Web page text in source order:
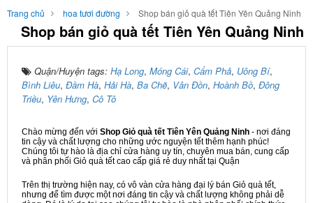
Trang chủ hoa tươi đường Shop bán giỏ quà tết Tiên Yên Quảng Ninh
Shop bán giỏ quà tết Tiên Yên Quảng Ninh
Quận/Huyện tags: Hạ Long, Móng Cái, Cẩm Phả, Uông Bí,
Bình Liêu, Đầm Hà, Hải Hà, Ba Chẽ, Vân Đồn, Hoành Bồ, Đông
Triều, Yên Hưng, Cô Tô
Chào mừng đến với Shop Giỏ quà tết Tiên Yên Quảng Ninh - nơi đáng
tin cậy và chất lượng cho những ước nguyện tết thêm hạnh phúc!
Chúng tôi tự hào là địa chỉ cửa hàng uy tín, chuyên mua bán, cung cấp
và phân phối Giỏ quà tết cao cấp giá rẻ duy nhất tại Quận
Trên thị trường hiện nay, có vô vàn cửa hàng đại lý bán Giỏ quà tết,
nhưng để tìm được một nơi đáng tin cậy và chất lượng không phải dễ